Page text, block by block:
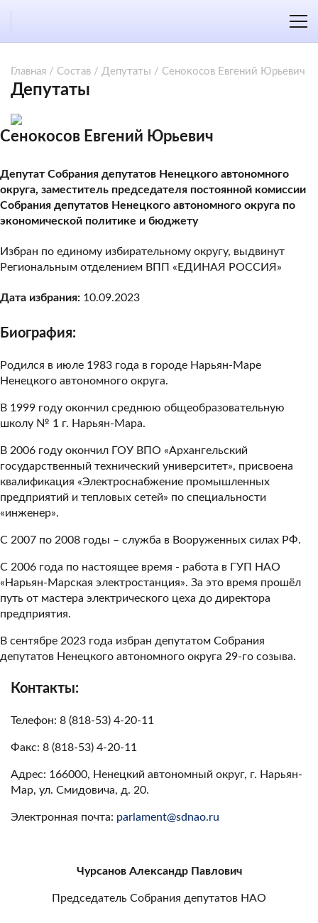
Главная / Состав / Депутаты / Сенокосов Евгений Юрьевич
Депутаты
Сенокосов Евгений Юрьевич
Депутат Собрания депутатов Ненецкого автономного
округа, заместитель председателя постоянной комиссии
Собрания депутатов Ненецкого автономного округа по
экономической политике и бюджету
Избран по единому избирательному округу, выдвинут
Региональным отделением ВПП «ЕДИНАЯ РОССИЯ»
Дата избрания: 10.09.2023
Биография:
Родился в июле 1983 года в городе Нарьян-Маре
Ненецкого автономного округа.
В 1999 году окончил среднюю общеобразовательную
школу № 1 г. Нарьян-Мара.
В 2006 году окончил ГОУ ВПО «Архангельский
государственный технический университет», присвоена
квалификация «Электроснабжение промышленных
предприятий и тепловых сетей» по специальности
«инженер».
С 2007 по 2008 годы – служба в Вооруженных силах РФ.
С 2006 года по настоящее время - работа в ГУП НАО
«Нарьян-Марская электростанция». За это время прошёл
путь от мастера электрического цеха до директора
предприятия.
В сентябре 2023 года избран депутатом Собрания
депутатов Ненецкого автономного округа 29-го созыва.
Контакты:
Телефон: 8 (818-53) 4-20-11
Факс: 8 (818-53) 4-20-11
Адрес: 166000, Ненецкий автономный округ, г. Нарьян-
Мар, ул. Смидовича, д. 20.
Электронная почта: parlament@sdnao.ru
Чурсанов Александр Павлович
Председатель Собрания депутатов НАО